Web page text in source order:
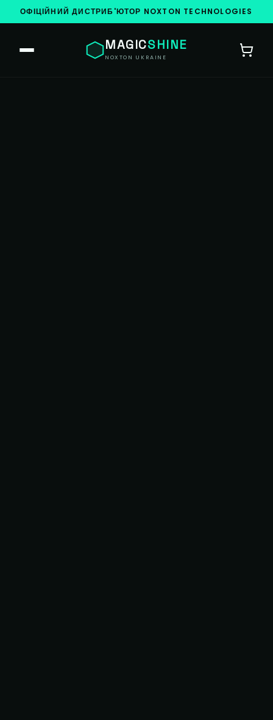
ОФІЦІЙНИЙ ДИСТРИБ'ЮТОР NOXTON TECHNOLOGIES
MAGICSHINE
NOXTON UKRAINE